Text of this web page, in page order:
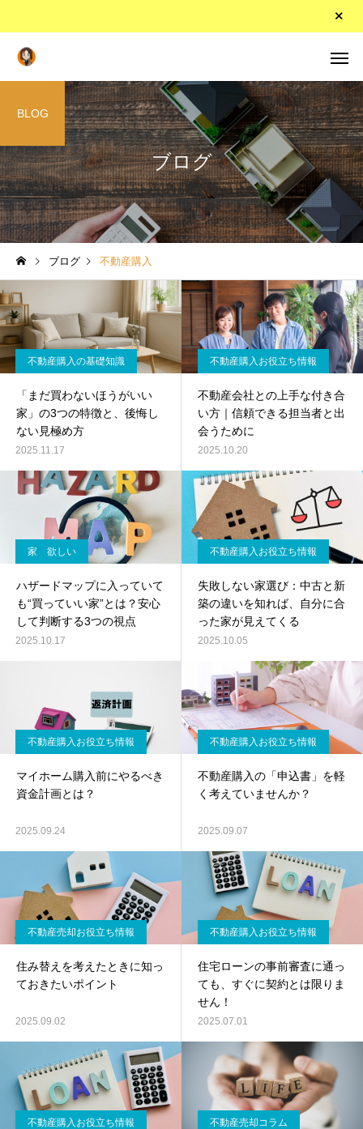
ブログ
BLOG
ブログ 不動産購入
不動産購入の基礎知識
「まだ買わないほうがいい
家」の3つの特徴と、後悔し
ない見極め方
2025.11.17
不動産購入お役立ち情報
不動産会社との上手な付き合
い方｜信頼できる担当者と出
会うために
2025.10.20
家 欲しい
ハザードマップに入っていて
も“買っていい家”とは？安心
して判断する3つの視点
2025.10.17
不動産購入お役立ち情報
失敗しない家選び：中古と新
築の違いを知れば、自分に合
った家が見えてくる
2025.10.05
不動産購入お役立ち情報
マイホーム購入前にやるべき
資金計画とは？
2025.09.24
不動産購入お役立ち情報
不動産購入の「申込書」を軽
く考えていませんか？
2025.09.07
不動産売却お役立ち情報
住み替えを考えたときに知っ
ておきたいポイント
2025.09.02
不動産購入お役立ち情報
住宅ローンの事前審査に通っ
ても、すぐに契約とは限りま
せん！
2025.07.01
不動産購入お役立ち情報 不動産売却コラム